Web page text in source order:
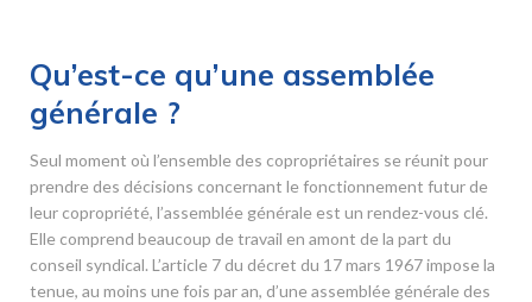
Qu’est-ce qu’une assemblée
générale ?
Seul moment où l’ensemble des copropriétaires se réunit pour
prendre des décisions concernant le fonctionnement futur de
leur copropriété, l’assemblée générale est un rendez-vous clé.
Elle comprend beaucoup de travail en amont de la part du
conseil syndical. L’article 7 du décret du 17 mars 1967 impose la
tenue, au moins une fois par an, d’une assemblée générale des